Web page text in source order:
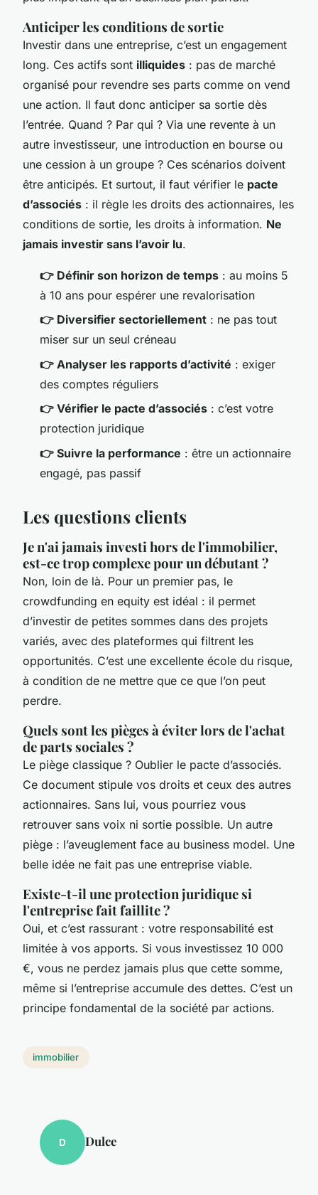
Anticiper les conditions de sortie
Investir dans une entreprise, c’est un engagement
long. Ces actifs sont illiquides : pas de marché
organisé pour revendre ses parts comme on vend
une action. Il faut donc anticiper sa sortie dès
l’entrée. Quand ? Par qui ? Via une revente à un
autre investisseur, une introduction en bourse ou
une cession à un groupe ? Ces scénarios doivent
être anticipés. Et surtout, il faut vérifier le pacte
d’associés : il règle les droits des actionnaires, les
conditions de sortie, les droits à information. Ne
jamais investir sans l’avoir lu.
👉 Définir son horizon de temps : au moins 5
à 10 ans pour espérer une revalorisation
👉 Diversifier sectoriellement : ne pas tout
miser sur un seul créneau
👉 Analyser les rapports d’activité : exiger
des comptes réguliers
👉 Vérifier le pacte d’associés : c’est votre
protection juridique
👉 Suivre la performance : être un actionnaire
engagé, pas passif
Les questions clients
Je n'ai jamais investi hors de l'immobilier,
est-ce trop complexe pour un débutant ?
Non, loin de là. Pour un premier pas, le
crowdfunding en equity est idéal : il permet
d’investir de petites sommes dans des projets
variés, avec des plateformes qui filtrent les
opportunités. C’est une excellente école du risque,
à condition de ne mettre que ce que l’on peut
perdre.
Quels sont les pièges à éviter lors de l'achat
de parts sociales ?
Le piège classique ? Oublier le pacte d’associés.
Ce document stipule vos droits et ceux des autres
actionnaires. Sans lui, vous pourriez vous
retrouver sans voix ni sortie possible. Un autre
piège : l’aveuglement face au business model. Une
belle idée ne fait pas une entreprise viable.
Existe-t-il une protection juridique si
l'entreprise fait faillite ?
Oui, et c’est rassurant : votre responsabilité est
limitée à vos apports. Si vous investissez 10 000
€, vous ne perdez jamais plus que cette somme,
même si l’entreprise accumule des dettes. C’est un
principe fondamental de la société par actions.
immobilier
D Dulce